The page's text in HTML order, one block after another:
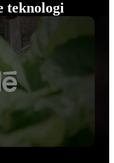
teknologi